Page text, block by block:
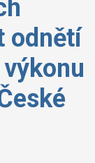
odnětí